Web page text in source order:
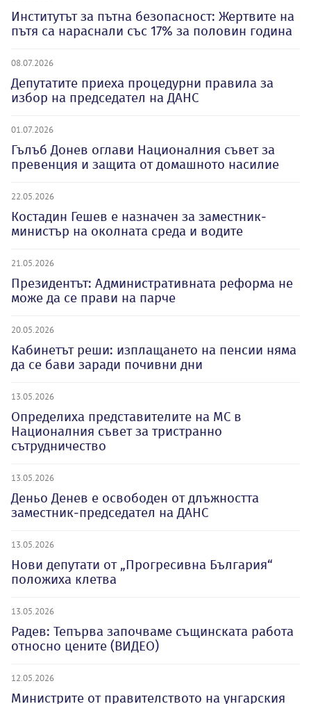
Институтът за пътна безопасност: Жертвите на
пътя са нараснали със 17% за половин година
08.07.2026
Депутатите приеха процедурни правила за
избор на председател на ДАНС
01.07.2026
Гълъб Донев оглави Националния съвет за
превенция и защита от домашното насилие
22.05.2026
Костадин Гешев е назначен за заместник-
министър на околната среда и водите
21.05.2026
Президентът: Административната реформа не
може да се прави на парче
20.05.2026
Кабинетът реши: изплащането на пенсии няма
да се бави заради почивни дни
13.05.2026
Определиха представителите на МС в
Националния съвет за тристранно
сътрудничество
13.05.2026
Деньо Денев е освободен от длъжността
заместник-председател на ДАНС
13.05.2026
Нови депутати от „Прогресивна България“
положиха клетва
13.05.2026
Радев: Тепърва започваме същинската работа
относно цените (ВИДЕО)
12.05.2026
Министрите от правителството на унгарския